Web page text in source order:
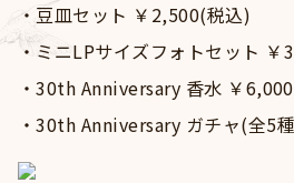
・豆皿セット ￥2,500(税込)
・ミニLPサイズフォトセット
・30th Anniversary 香水 ￥
・30th Anniversary ガチャ(全5